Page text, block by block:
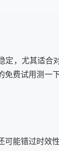
，尤其适
费试用测
能错过时效